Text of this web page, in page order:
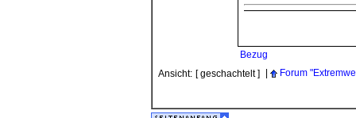
Bezug
Ansicht: [ geschachtelt ] Forum